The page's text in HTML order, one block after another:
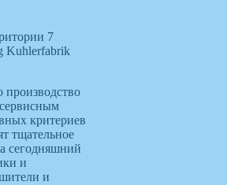
7
Kuhlerfabrik
критериев
тщательное
сегодняшний
и
и